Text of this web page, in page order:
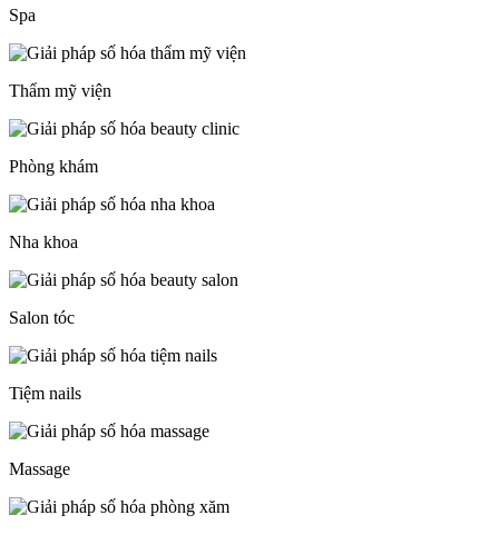
Spa
Thẩm mỹ viện
Phòng khám
Nha khoa
Salon tóc
Tiệm nails
Massage